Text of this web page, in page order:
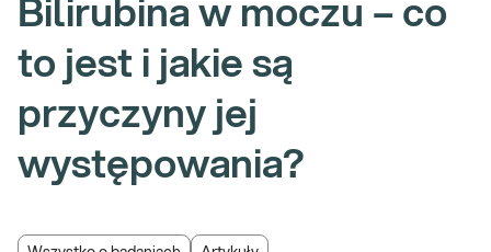
Bilirubina w moczu – co
to jest i jakie są
przyczyny jej
występowania?